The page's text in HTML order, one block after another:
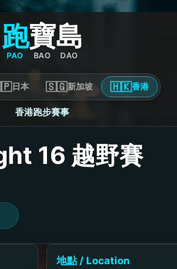
跑
PAO
寶
BAO
島
DAO
日本 🇸🇬新加坡 🇭🇰香港
香港跑步賽事
16 越野賽
地點 / Location